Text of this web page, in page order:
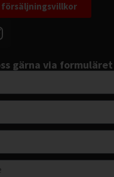
försäljningsvillkor
gärna via formuläret